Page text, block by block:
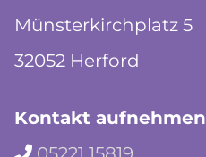
Münsterkirchplatz 5
32052 Herford
Kontakt aufnehmen
